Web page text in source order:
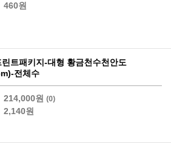
460원
트패키지-대형 황금천수천안도
전체수
214,000원 (0)
2,140원